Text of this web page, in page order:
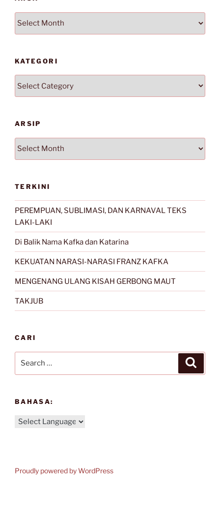
Arsip
KATEGORI
ARSIP
Arsip
TERKINI
PEREMPUAN, SUBLIMASI, DAN KARNAVAL TEKS
LAKI-LAKI
Di Balik Nama Kafka dan Katarina
KEKUATAN NARASI-NARASI FRANZ KAFKA
MENGENANG ULANG KISAH GERBONG MAUT
TAKJUB
CARI
BAHASA:
Proudly powered by WordPress